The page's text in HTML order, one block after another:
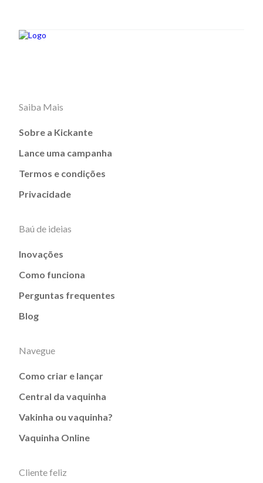
Saiba Mais
Sobre a Kickante
Lance uma campanha
Termos e condições
Privacidade
Baú de ideias
Inovações
Como funciona
Perguntas frequentes
Blog
Navegue
Como criar e lançar
Central da vaquinha
Vakinha ou vaquinha?
Vaquinha Online
Cliente feliz